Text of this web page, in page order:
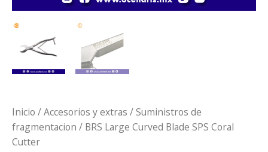
Inicio /Accesorios y extras /Suministros de
fragmentacion / BRS Large Curved Blade SPS Coral
Cutter